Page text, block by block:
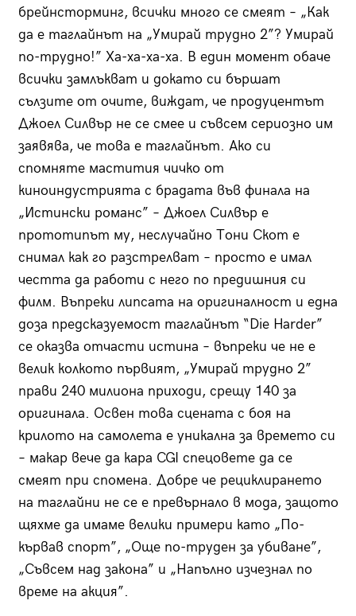
брейнсторминг, всички много се смеят – „Как
да е таглайнът на „Умирай трудно 2”? Умирай
по-трудно!” Ха-ха-ха-ха. В един момент обаче
всички замлъкват и докато си бършат
сълзите от очите, виждат, че продуцентът
Джоел Силвър не се смее и съвсем сериозно им
заявява, че това е таглайнът. Ако си
спомняте мастития чичко от
киноиндустрията с брадата във финала на
„Истински романс” – Джоел Силвър е
прототипът му, неслучайно Тони Скот е
снимал как го разстрелват – просто е имал
честта да работи с него по предишния си
филм. Въпреки липсата на оригиналност и една
доза предсказуемост таглайнът “Die Harder”
се оказва отчасти истина – въпреки че не е
велик колкото първият, „Умирай трудно 2”
прави 240 милиона приходи, срещу 140 за
оригинала. Освен това сцената с боя на
крилото на самолета е уникална за времето си
– макар вече да кара CGI спецовете да се
смеят при спомена. Добре че рециклирането
на таглайни не се е превърнало в мода, защото
щяхме да имаме велики примери като „По-
кървав спорт”, „Още по-труден за убиване”,
„Съвсем над закона” и „Напълно изчезнал по
време на акция”.